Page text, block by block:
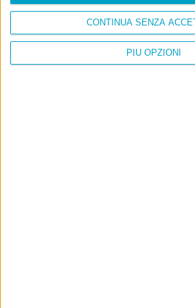
PIÙ OPZIONI
CONTINUA SENZA